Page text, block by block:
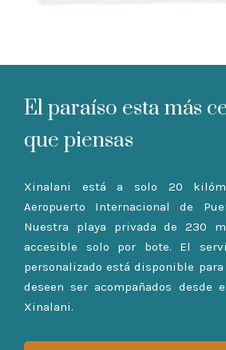
El paraíso esta más
que piensas
Xinalani está a solo 20
Aeropuerto Internacional de
Nuestra playa privada de 230
accesible solo por bote. El
personalizado está disponible
deseen ser acompañados desde
Xinalani.